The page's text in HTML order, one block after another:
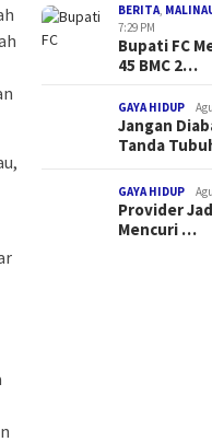
BERITA
7:29 PM
Bupati FC
45 BMC 2…
GAYA HIDUP
Jangan
Tanda
GAYA HIDUP
Provider
Mencuri …